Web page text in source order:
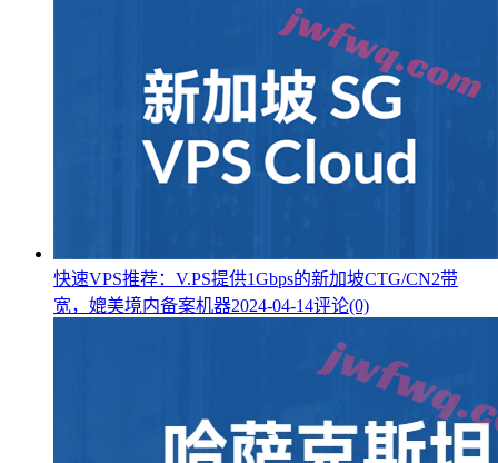
快速VPS推荐：V.PS提供1Gbps的新加坡CTG/CN2带
宽，媲美境内备案机器2024-04-14评论(0)